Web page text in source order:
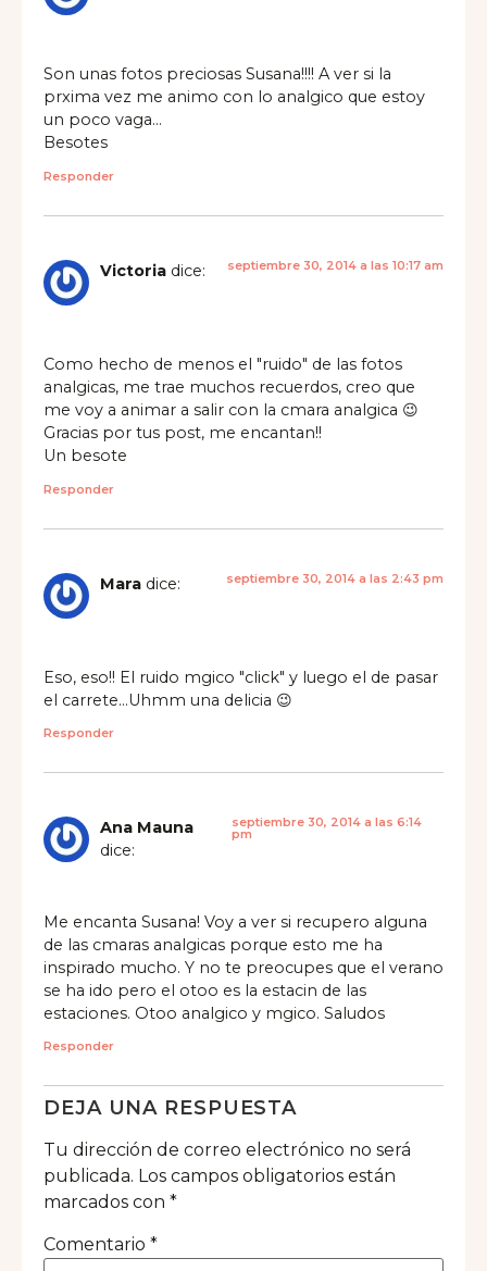
Son unas fotos preciosas Susana!!!! A ver si la
prxima vez me animo con lo analgico que estoy
un poco vaga…
Besotes
Responder
Victoria dice: septiembre 30, 2014 a las 10:17 am
Como hecho de menos el "ruido" de las fotos
analgicas, me trae muchos recuerdos, creo que
me voy a animar a salir con la cmara analgica 😉
Gracias por tus post, me encantan!!
Un besote
Responder
Mara dice: septiembre 30, 2014 a las 2:43 pm
Eso, eso!! El ruido mgico "click" y luego el de pasar
el carrete…Uhmm una delicia 😉
Responder
Ana Mauna
dice:
septiembre 30, 2014 a las 6:14
pm
Me encanta Susana! Voy a ver si recupero alguna
de las cmaras analgicas porque esto me ha
inspirado mucho. Y no te preocupes que el verano
se ha ido pero el otoo es la estacin de las
estaciones. Otoo analgico y mgico. Saludos
Responder
DEJA UNA RESPUESTA
Tu dirección de correo electrónico no será
publicada. Los campos obligatorios están
marcados con *
Comentario *